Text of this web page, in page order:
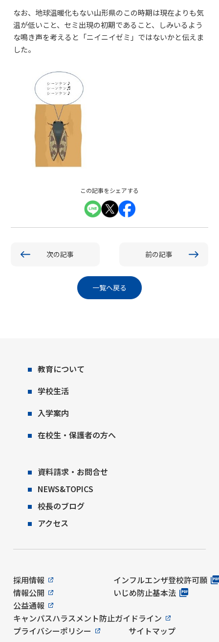
なお、地球温暖化もない山形県のこの時期は現在よりも気
温が低いこと、セミ出現の初期であること、しみいるよう
な鳴き声を考えると「ニイニイゼミ」ではないかと伝えま
した。
この記事をシェアする
次の記事 前の記事
一覧へ戻る
教育について
学校生活
入学案内
在校生・保護者の方へ
資料請求・お問合せ
NEWS&TOPICS
校長のブログ
アクセス
採用情報
インフルエンザ登校許可願
情報公開
いじめ防止基本法
公益通報
キャンパスハラスメント防止ガイドライン
プライバシーポリシー
サイトマップ